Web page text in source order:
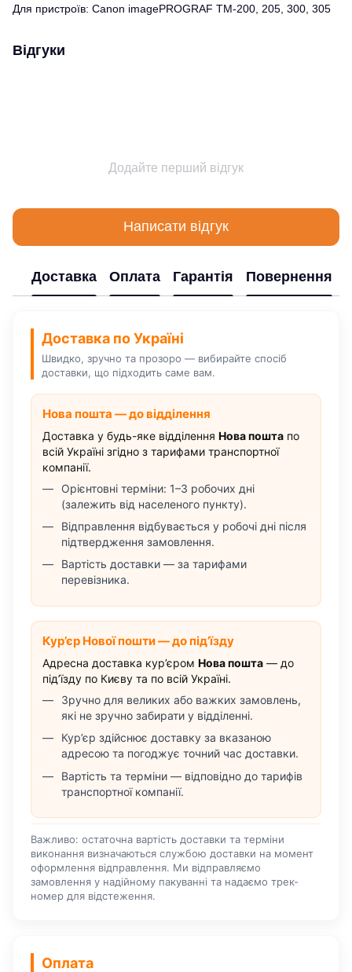
Для пристроїв: Canon imagePROGRAF TM-200, 205, 300, 305
Відгуки
Додайте перший відгук
Написати відгук
Доставка Оплата Гарантія Повернення
Доставка по Україні
Швидко, зручно та прозоро — вибирайте спосіб
доставки, що підходить саме вам.
Нова пошта — до відділення
Доставка у будь-яке відділення Нова пошта по
всій Україні згідно з тарифами транспортної
компанії.
Орієнтовні терміни: 1–3 робочих дні
(залежить від населеного пункту).
Відправлення відбувається у робочі дні після
підтвердження замовлення.
Вартість доставки — за тарифами
перевізника.
Кур’єр Нової пошти — до під’їзду
Адресна доставка кур’єром Нова пошта — до
під’їзду по Києву та по всій Україні.
Зручно для великих або важких замовлень,
які не зручно забирати у відділенні.
Кур’єр здійснює доставку за вказаною
адресою та погоджує точний час доставки.
Вартість та терміни — відповідно до тарифів
транспортної компанії.
Важливо: остаточна вартість доставки та терміни
виконання визначаються службою доставки на момент
оформлення відправлення. Ми відправляємо
замовлення у надійному пакуванні та надаємо трек-
номер для відстеження.
Оплата